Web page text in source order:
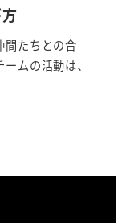
間たちとの合
ムの活動は、